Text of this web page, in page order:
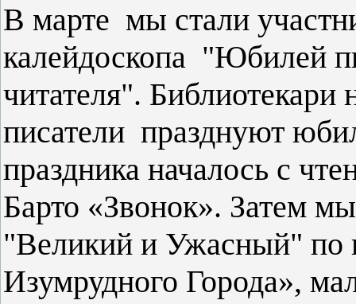
В марте мы стали
калейдоскопа "Юбилей
читателя". Библиотекари
писатели празднуют
праздника началось с
Барто «Звонок». Затем
"Великий и Ужасный" по
Изумрудного Города»,